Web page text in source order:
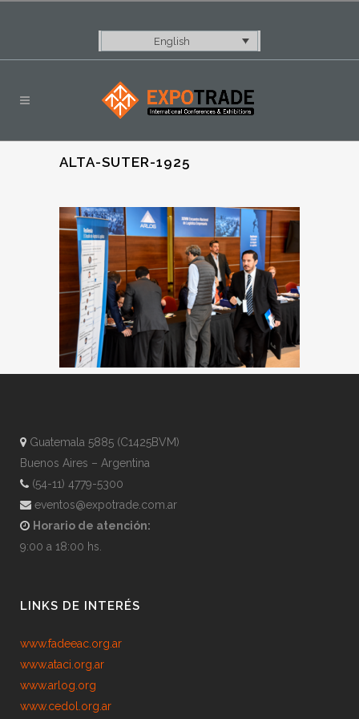
English
ALTA-SUTER-1925
Guatemala 5885 (C1425BVM)
Buenos Aires – Argentina
(54-11) 4779-5300
eventos@expotrade.com.ar
Horario de atención:
9:00 a 18:00 hs.
LINKS DE INTERÉS
www.fadeeac.org.ar
www.ataci.org.ar
www.arlog.org
www.cedol.org.ar